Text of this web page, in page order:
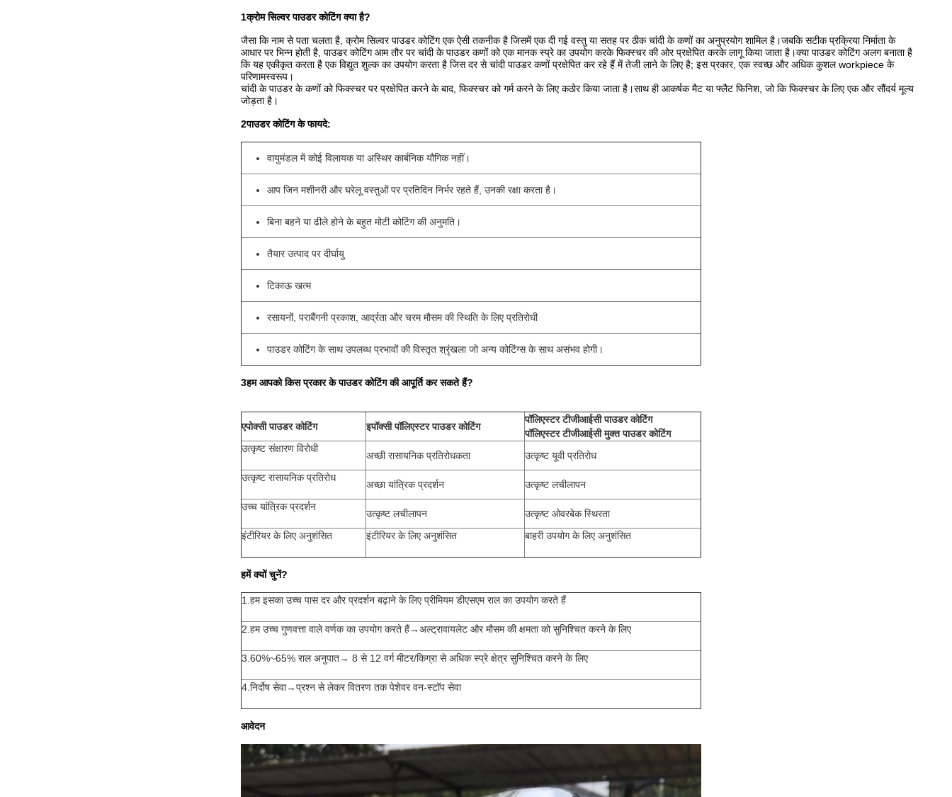
1क्रोम सिल्वर पाउडर कोटिंग क्या है?
जैसा कि नाम से पता चलता है, क्रोम सिल्वर पाउडर कोटिंग एक ऐसी तकनीक है जिसमें एक दी गई वस्तु या सतह पर ठीक चांदी के कणों का अनुप्रयोग शामिल है।जबकि सटीक प्रक्रिया निर्माता के
आधार पर भिन्न होती है, पाउडर कोटिंग आम तौर पर चांदी के पाउडर कणों को एक मानक स्प्रे का उपयोग करके फिक्स्चर की ओर प्रक्षेपित करके लागू किया जाता है।क्या पाउडर कोटिंग अलग बनाता है
कि यह एकीकृत करता है एक विद्युत शुल्क का उपयोग करता है जिस दर से चांदी पाउडर कणों प्रक्षेपित कर रहे हैं में तेजी लाने के लिए है; इस प्रकार, एक स्वच्छ और अधिक कुशल workpiece के
परिणामस्वरूप।
चांदी के पाउडर के कणों को फिक्स्चर पर प्रक्षेपित करने के बाद, फिक्स्चर को गर्म करने के लिए कठोर किया जाता है।साथ ही आकर्षक मैट या फ्लैट फिनिश, जो कि फिक्स्चर के लिए एक और सौंदर्य मूल्य
जोड़ता है।
2पाउडर कोटिंग के फायदे:
वायुमंडल में कोई विलायक या अस्थिर कार्बनिक यौगिक नहीं।
आप जिन मशीनरी और घरेलू वस्तुओं पर प्रतिदिन निर्भर रहते हैं, उनकी रक्षा करता है।
बिना बहने या ढीले होने के बहुत मोटी कोटिंग की अनुमति।
तैयार उत्पाद पर दीर्घायु
टिकाऊ खत्म
रसायनों, पराबैंगनी प्रकाश, आर्द्रता और चरम मौसम की स्थिति के लिए प्रतिरोधी
पाउडर कोटिंग के साथ उपलब्ध प्रभावों की विस्तृत श्रृंखला जो अन्य कोटिंग्स के साथ असंभव होगी।
3हम आपको किस प्रकार के पाउडर कोटिंग की आपूर्ति कर सकते हैं?
एपोक्सी पाउडर कोटिंग इपॉक्सी पॉलिएस्टर पाउडर कोटिंग
पॉलिएस्टर टीजीआईसी पाउडर कोटिंग
पॉलिएस्टर टीजीआईसी मुक्त पाउडर कोटिंग
उत्कृष्ट संक्षारण विरोधी
अच्छी रासायनिक प्रतिरोधकता
उत्कृष्ट यूवी प्रतिरोध
उत्कृष्ट रासायनिक प्रतिरोध
अच्छा यांत्रिक प्रदर्शन
उत्कृष्ट लचीलापन
उच्च यांत्रिक प्रदर्शन
उत्कृष्ट लचीलापन
उत्कृष्ट ओवरबेक स्थिरता
इंटीरियर के लिए अनुशंसित
इंटीरियर के लिए अनुशंसित बाहरी उपयोग के लिए अनुशंसित
हमें क्यों चुनें?
1.हम इसका उच्च पास दर और प्रदर्शन बढ़ाने के लिए प्रीमियम डीएसएम राल का उपयोग करते हैं
2.हम उच्च गुणवत्ता वाले वर्णक का उपयोग करते हैं→अल्ट्रावायलेट और मौसम की क्षमता को सुनिश्चित करने के लिए
3.60%~65% राल अनुपात→ 8 से 12 वर्ग मीटर/किग्रा से अधिक स्प्रे क्षेत्र सुनिश्चित करने के लिए
4.निर्दोष सेवा→प्रश्न से लेकर वितरण तक पेशेवर वन-स्टॉप सेवा
आवेदन